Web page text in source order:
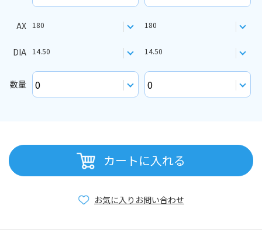
AX 180 180
DIA 14.50 14.50
数量
カートに入れる
お問い合わせ
お気に入り